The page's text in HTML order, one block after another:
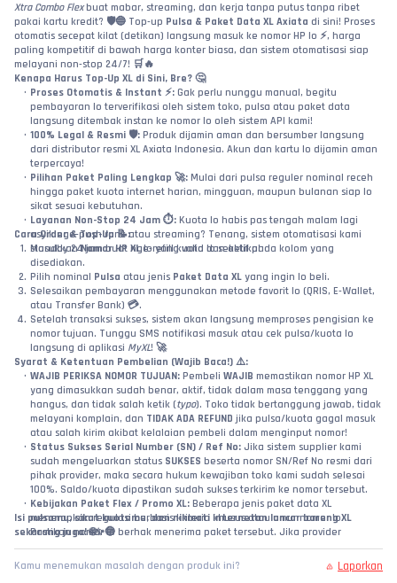
Xtra Combo Flex buat mabar, streaming, dan kerja tanpa putus tanpa ribet
pakai kartu kredit? 🛡️🔵 Top-up Pulsa & Paket Data XL Axiata di sini! Proses
otomatis secepat kilat (detikan) langsung masuk ke nomor HP lo ⚡, harga
paling kompetitif di bawah harga konter biasa, dan sistem otomatisasi siap
melayani non-stop 24/7! 🛒🔥
Kenapa Harus Top-Up XL di Sini, Bre? 🤔
Proses Otomatis & Instant ⚡: Gak perlu nunggu manual, begitu
pembayaran lo terverifikasi oleh sistem toko, pulsa atau paket data
langsung ditembak instan ke nomor lo oleh sistem API kami!
100% Legal & Resmi 🛡️: Produk dijamin aman dan bersumber langsung
dari distributor resmi XL Axiata Indonesia. Akun dan kartu lo dijamin aman
terpercaya!
Pilihan Paket Paling Lengkap 🚀: Mulai dari pulsa reguler nominal receh
hingga paket kuota internet harian, mingguan, maupun bulanan siap lo
sikat sesuai kebutuhan.
Layanan Non-Stop 24 Jam ⏱️: Kuota lo habis pas tengah malam lagi
asyik nge-push rank atau streaming? Tenang, sistem otomatisasi kami
standby 24 jam buat nge-refill kuota lo seketika!
Cara Order & Top-Up 📝:
Masukkan Nomor HP XL lo yang valid dan aktif pada kolom yang
disediakan.
Pilih nominal Pulsa atau jenis Paket Data XL yang ingin lo beli.
Selesaikan pembayaran menggunakan metode favorit lo (QRIS, E-Wallet,
atau Transfer Bank) 💳.
Setelah transaksi sukses, sistem akan langsung memproses pengisian ke
nomor tujuan. Tunggu SMS notifikasi masuk atau cek pulsa/kuota lo
langsung di aplikasi MyXL! 🚀
Syarat & Ketentuan Pembelian (Wajib Baca!) ⚠️:
WAJIB PERIKSA NOMOR TUJUAN: Pembeli WAJIB memastikan nomor HP XL
yang dimasukkan sudah benar, aktif, tidak dalam masa tenggang yang
hangus, dan tidak salah ketik (typo). Toko tidak bertanggung jawab, tidak
melayani komplain, dan TIDAK ADA REFUND jika pulsa/kuota gagal masuk
atau salah kirim akibat kelalaian pembeli dalam menginput nomor!
Status Sukses Serial Number (SN) / Ref No: Jika sistem supplier kami
sudah mengeluarkan status SUKSES beserta nomor SN/Ref No resmi dari
pihak provider, maka secara hukum kewajiban toko kami sudah selesai
100%. Saldo/kuota dipastikan sudah sukses terkirim ke nomor tersebut.
Kebijakan Paket Flex / Promo XL: Beberapa jenis paket data XL
menerapkan regulasi berbasis kriteria khusus atau umur nomor lo.
Pastikan nomor lo berhak menerima paket tersebut. Jika provider
menolak karena nomor tidak sesuai kriteria paket, saldo akan di-refund
otomatis ke dompet akun web lo.
Wajib Video Unboxing / Bukti Valid:
Jika terjadi klaim pesanan sukses tapi
Isi pulsamu, sikat kuotamu, dan nikmati internetan lancar bareng XL
sekarang juga! 🌐✨🔵
Kamu menemukan masalah dengan produk ini? Laporkan